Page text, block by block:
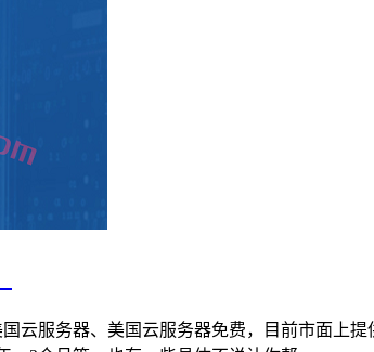
云服务器、美国云服务器免费，目前市面上